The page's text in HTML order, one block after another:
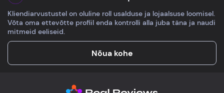
Kliendiarvustustel on oluline roll usalduse ja lojaalsuse loomisel.
Võta oma ettevõtte profiil enda kontrolli alla juba täna ja naudi
mitmeid eeliseid.
Nõua kohe